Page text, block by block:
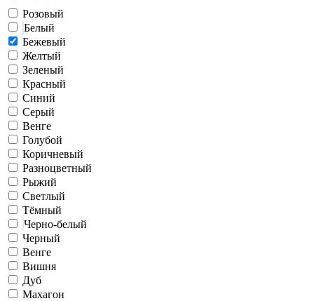
Розовый
Белый
Бежевый
Желтый
Зеленый
Красный
Синий
Серый
Венге
Голубой
Коричневый
Разноцветный
Рыжий
Светлый
Тёмный
Черно-белый
Черный
Венге
Вишня
Дуб
Махагон